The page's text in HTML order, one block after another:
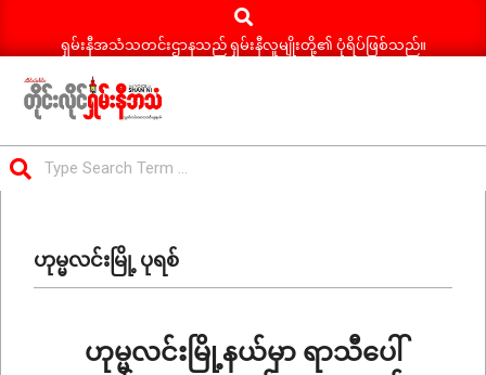
Search
ရှမ်းနီအသံသတင်းဌာနသည် ရှမ်းနီလူမျိုးတို့၏ ပုံရိပ်ဖြစ်သည်။
ရှမ်း
နီ
သတင်း
Menuဟုမ္မလင်းမြို့ ပုရစ်
ဟုမ္မလင်းမြို့နယ်မှာ ရာသီပေါ်